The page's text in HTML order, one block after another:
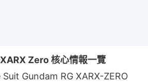
Zero 核心情報一覽
Gundam RG XARX-ZERO